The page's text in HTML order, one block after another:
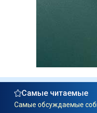
Самые читаемые
Самые обсуждаемые